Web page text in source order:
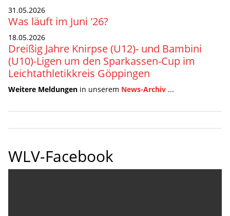
31.05.2026
Was läuft im Juni '26?
18.05.2026
Dreißig Jahre Knirpse (U12)- und Bambini
(U10)-Ligen um den Sparkassen-Cup im
Leichtathletikkreis Göppingen
Weitere Meldungen in unserem News-Archiv ...
WLV-Facebook